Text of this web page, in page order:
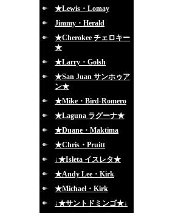
★Lewis・Lomay
Jimmy・Herald
★Cherokee チェロキー
★
★Larry・Golsh
★San Juan サンホゥア
ン★
★Mike・Bird-Romero
★Laguna ラグーナ★
★Duane・Maktima
★Chris・Pruitt
↓★Isleta イスレタ★
★Andy Lee・Kirk
★Michael・Kirk
↓★サントドミンゴ★↓